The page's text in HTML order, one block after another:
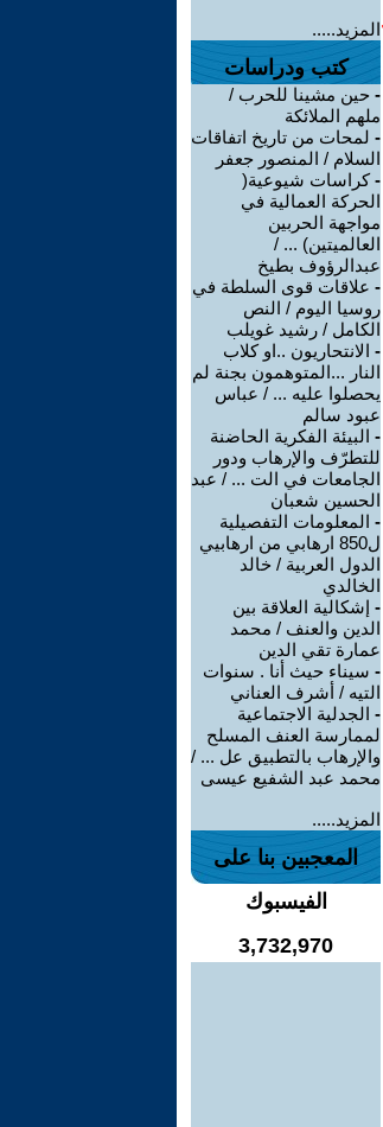
المزيد.....
كتب ودراسات
- حين مشينا للحرب /
ملهم الملائكة
- لمحات من تاريخ اتفاقات
السلام / المنصور جعفر
-كراسات شيوعية(
الحركة العمالية في
مواجهة الحربين
العالميتين) ... /
عبدالرؤوف بطيخ
- علاقات قوى السلطة في
روسيا اليوم / النص
الكامل / رشيد غويلب
- الانتحاريون ..او كلاب
النار ...المتوهمون بجنة لم
يحصلوا عليه ... / عباس
عبود سالم
- البيئة الفكرية الحاضنة
للتطرّف والإرهاب ودور
الجامعات في الت ... / عبد
الحسين شعبان
- المعلومات التفصيلية
ل850 ارهابي من ارهابيي
الدول العربية / خالد
الخالدي
- إشكالية العلاقة بين
الدين والعنف / محمد
عمارة تقي الدين
- سيناء حيث أنا . سنوات
التيه / أشرف العناني
- الجدلية الاجتماعية
لممارسة العنف المسلح
والإرهاب بالتطبيق عل ... /
محمد عبد الشفيع عيسى
المزيد.....
المعجبين بنا على
الفيسبوك
3,732,970